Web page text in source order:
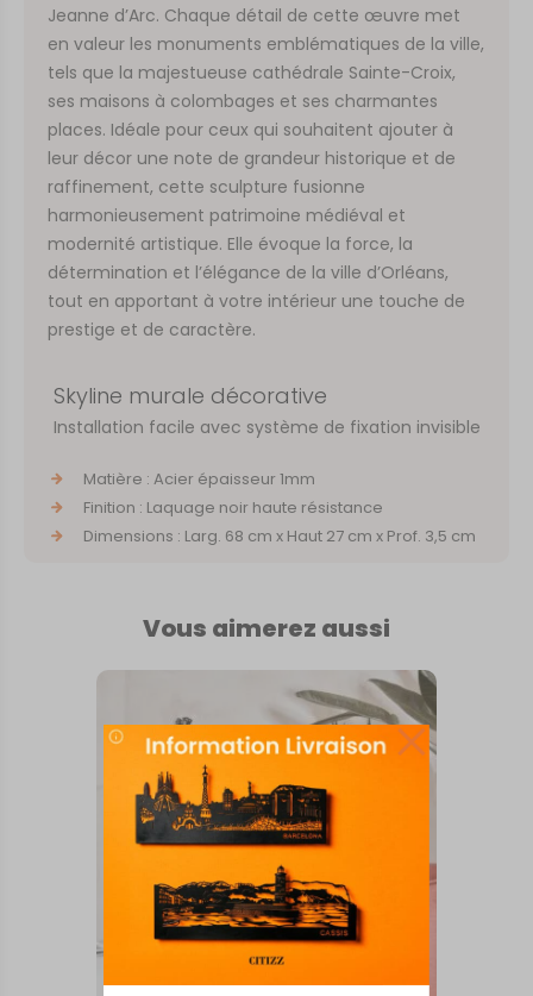
Jeanne d’Arc. Chaque détail de cette œuvre met
en valeur les monuments emblématiques de la ville,
tels que la majestueuse cathédrale Sainte-Croix,
ses maisons à colombages et ses charmantes
places. Idéale pour ceux qui souhaitent ajouter à
leur décor une note de grandeur historique et de
raffinement, cette sculpture fusionne
harmonieusement patrimoine médiéval et
modernité artistique. Elle évoque la force, la
détermination et l’élégance de la ville d’Orléans,
tout en apportant à votre intérieur une touche de
prestige et de caractère.
Skyline murale décorative
Installation facile avec système de fixation invisible
Matière : Acier épaisseur 1mm
Finition : Laquage noir haute résistance
Dimensions : Larg. 68 cm x Haut 27 cm x Prof. 3,5 cm
Vous aimerez aussi